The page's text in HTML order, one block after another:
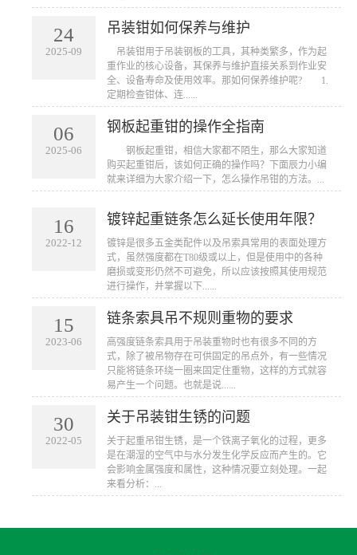
24
2025-09
吊装钳如何保养与维护
​ 吊装钳用于吊装钢板的工具，其种类繁多，作为起
重作业的核心设备，其保养与维护直接关系到作业安
全、设备寿命及使用效率。那如何保养维护呢? 1.
定期检查钳体、连......
06
2025-06
钢板起重钳的操作全指南
​ 钢板起重钳，相信大家都不陌生，那么大家知道
购买起重钳后，该如何正确的操作吗？下面辰力小编
就来详细为大家介绍一下，怎么操作吊钳的方法。...
16
2022-12
镀锌起重链条怎么延长使用年限？
镀锌是很多五金类配件以及吊索具常用的表面处理方
式，虽然强度都在T80级或以上，但是使用中的各种
磨损或变形仍然不可避免，所以应该按照其使用规范
进行操作，并掌握以下......
15
2023-06
链条索具吊不规则重物的要求
高强度链条索具用于吊装重物时也有很多不同的方
式，除了被吊物存在可供固定的吊点外，有一些情况
只能将链条环绕一圈来固定住重物，这样的方式就容
易产生一个问题。也就是说......
30
2022-05
关于吊装钳生锈的问题
​关于起重吊钳生锈，是一个铁离子氧化的过程，更多
是在潮湿的空气中与水分发生化学反应而产生的。它
会影响金属强度和属性，这种情况要立刻处理。一起
来看分析：...